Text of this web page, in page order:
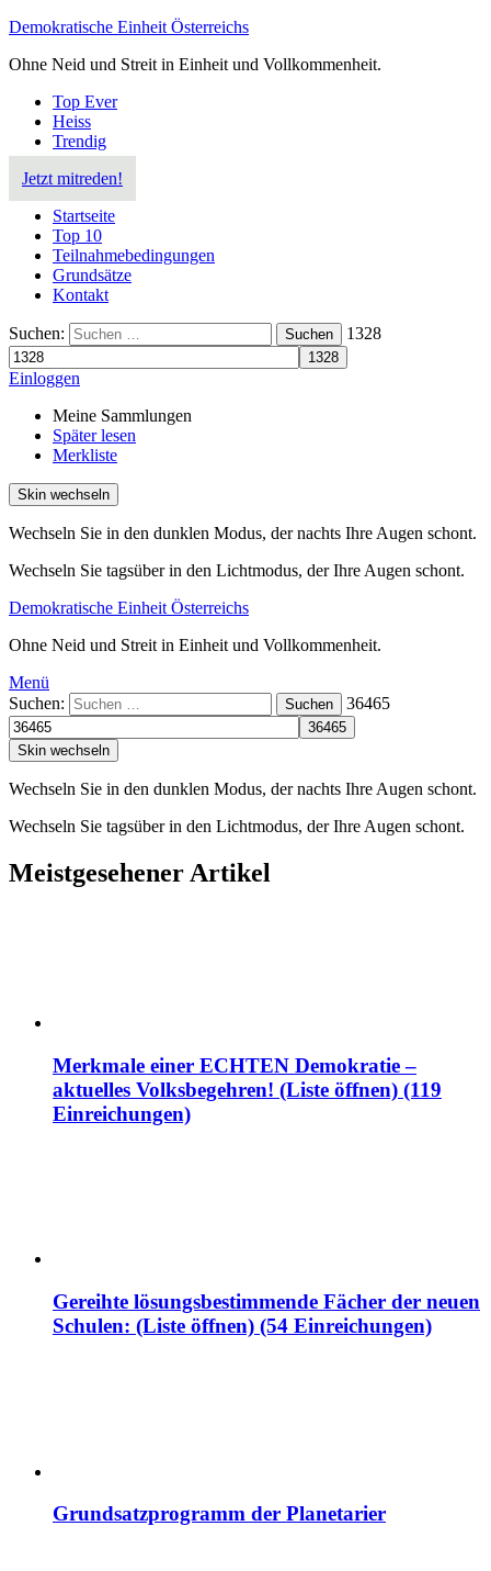
Demokratische Einheit Österreichs
Ohne Neid und Streit in Einheit und Vollkommenheit.
Top Ever
Heiss
Trendig
Jetzt mitreden!
Startseite
Top 10
Teilnahmebedingungen
Grundsätze
Kontakt
Suchen: Suchen 1328
Einloggen
Meine Sammlungen
Später lesen
Merkliste
Skin wechseln
Wechseln Sie in den dunklen Modus, der nachts Ihre Augen schont.
Wechseln Sie tagsüber in den Lichtmodus, der Ihre Augen schont.
Demokratische Einheit Österreichs
Ohne Neid und Streit in Einheit und Vollkommenheit.
Menü
Suchen:
Suchen 36465
Skin wechseln
Wechseln Sie in den dunklen Modus, der nachts Ihre Augen schont.
Wechseln Sie tagsüber in den Lichtmodus, der Ihre Augen schont.
Meistgesehener Artikel
Merkmale einer ECHTEN Demokratie –
aktuelles Volksbegehren! (Liste öffnen) (119
Einreichungen)
Gereihte lösungsbestimmende Fächer der neuen
Schulen: (Liste öffnen) (54 Einreichungen)
Grundsatzprogramm der Planetarier